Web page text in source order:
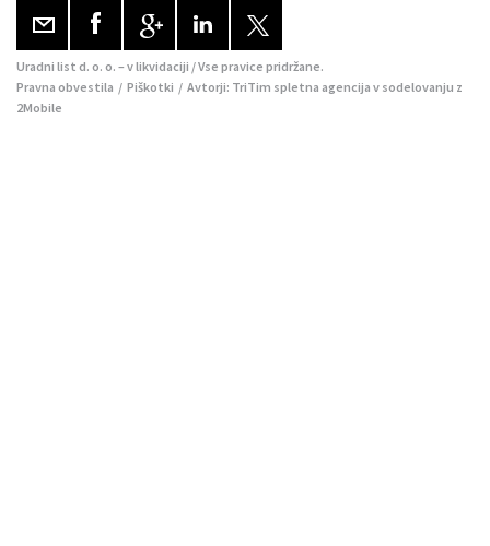
Uradni list d. o. o. – v likvidaciji / Vse pravice pridržane.
Pravna obvestila / Piškotki / Avtorji: TriTim spletna agencija v sodelovanju z
2Mobile